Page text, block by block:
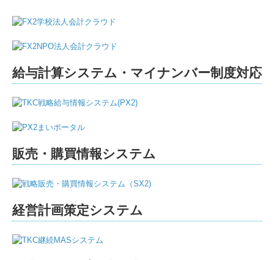
給与計算システム・マイナンバー制度対応
販売・購買情報システム
経営計画策定システム